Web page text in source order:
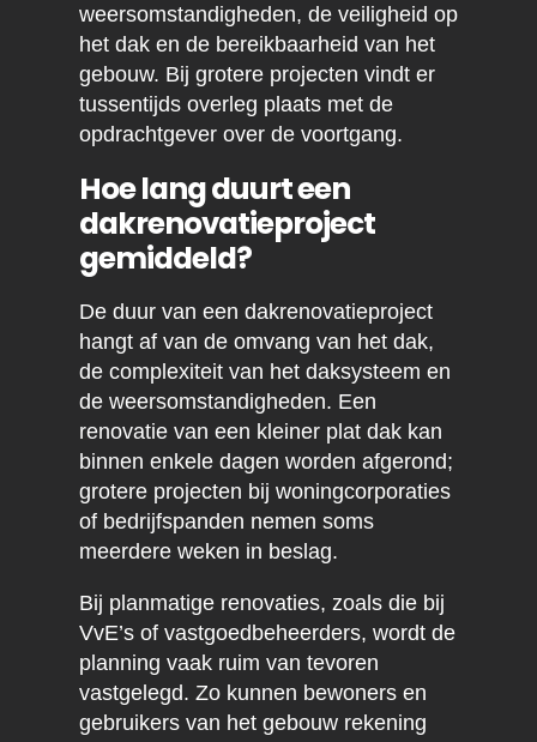
weersomstandigheden, de veiligheid op
het dak en de bereikbaarheid van het
gebouw. Bij grotere projecten vindt er
tussentijds overleg plaats met de
opdrachtgever over de voortgang.
Hoe lang duurt een
dakrenovatieproject
gemiddeld?
De duur van een dakrenovatieproject
hangt af van de omvang van het dak,
de complexiteit van het daksysteem en
de weersomstandigheden. Een
renovatie van een kleiner plat dak kan
binnen enkele dagen worden afgerond;
grotere projecten bij woningcorporaties
of bedrijfspanden nemen soms
meerdere weken in beslag.
Bij planmatige renovaties, zoals die bij
VvE’s of vastgoedbeheerders, wordt de
planning vaak ruim van tevoren
vastgelegd. Zo kunnen bewoners en
gebruikers van het gebouw rekening